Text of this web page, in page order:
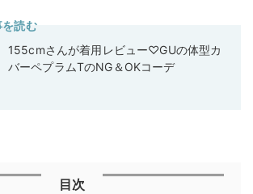
読む
155cmさんが着用レビュー♡GUの体型カ
バーペプラムTのNG＆OKコーデ
目次